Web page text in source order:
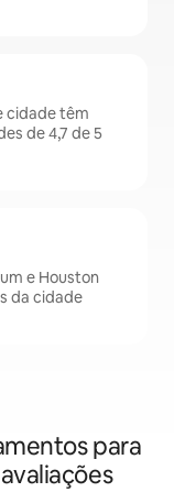
cidade têm
de 4,7 de 5
e Houston
da cidade
para